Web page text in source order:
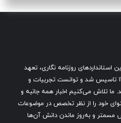
استانداردهای روزنامه نگاری، تعهد
اخلاقی، تولید محتوا و.. در سال ۱۴۰۴ تاسیس شد و توانست تجربیات و
ما تلاش می‌کنیم اخبار همه جانبه و
خود را از نظر تخصص در موضوعات
و به‌روز ماندن دانش آن‌ها